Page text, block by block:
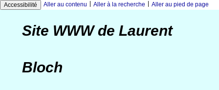
Accessibilité Aller au contenu Aller à la recherche Aller au pied de page
Site WWW de Laurent
Bloch